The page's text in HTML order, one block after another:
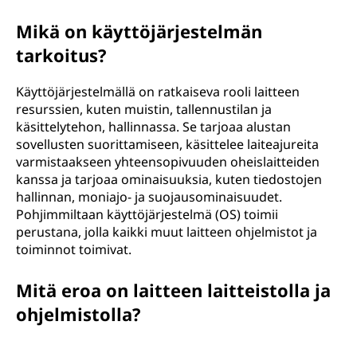
Mikä on käyttöjärjestelmän
tarkoitus?
Käyttöjärjestelmällä on ratkaiseva rooli laitteen
resurssien, kuten muistin, tallennustilan ja
käsittelytehon, hallinnassa. Se tarjoaa alustan
sovellusten suorittamiseen, käsittelee laiteajureita
varmistaakseen yhteensopivuuden oheislaitteiden
kanssa ja tarjoaa ominaisuuksia, kuten tiedostojen
hallinnan, moniajo- ja suojausominaisuudet.
Pohjimmiltaan käyttöjärjestelmä (OS) toimii
perustana, jolla kaikki muut laitteen ohjelmistot ja
toiminnot toimivat.
Mitä eroa on laitteen laitteistolla ja
ohjelmistolla?